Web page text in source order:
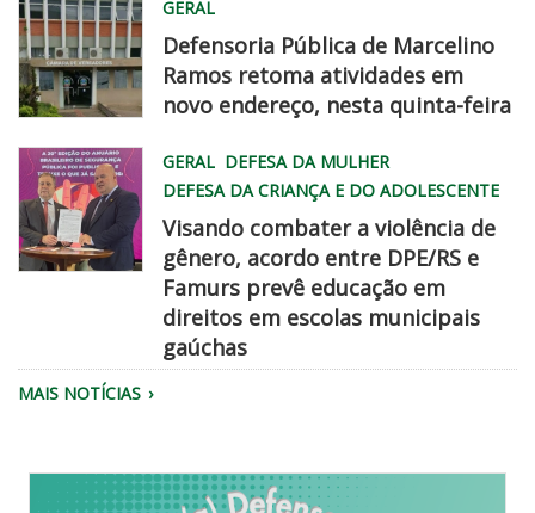
0732
WhatsApp
Image
2026
08
06
22
GERAL
Defensoria Pública de Marcelino
Ramos retoma atividades em
novo endereço, nesta quinta-feira
chegadisso
GERAL DEFESA DA MULHER
DEFESA DA CRIANÇA E DO ADOLESCENTE
Visando combater a violência de
gênero, acordo entre DPE/RS e
Famurs prevê educação em
direitos em escolas municipais
gaúchas
MAIS NOTÍCIAS